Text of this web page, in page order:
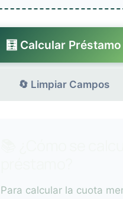
🧮 Calcular Préstamo
🔄 Limpiar Campos
Para calcular la cuota